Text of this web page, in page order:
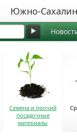
Южно-
Семена и прочий
посадочные
материалы